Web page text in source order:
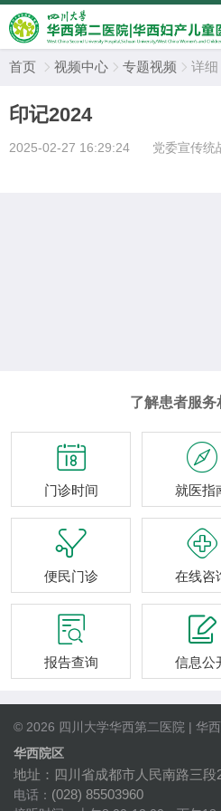
首页  视频中心  专题视频  详细
印记2024
2025-02-27 16:29:24 党委宣传统
了解患者服务

门诊时间

就医指

便民门诊

在线咨

报告查询

信息公
© 2026 四川大学华西第二医院 | 华
华西院区
地址：四川省成都市人民南路三段
电话： (028) 85503960